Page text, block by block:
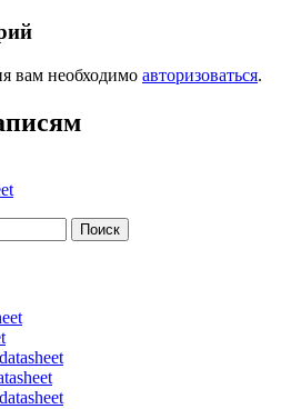
вам необходимо авторизоваться.